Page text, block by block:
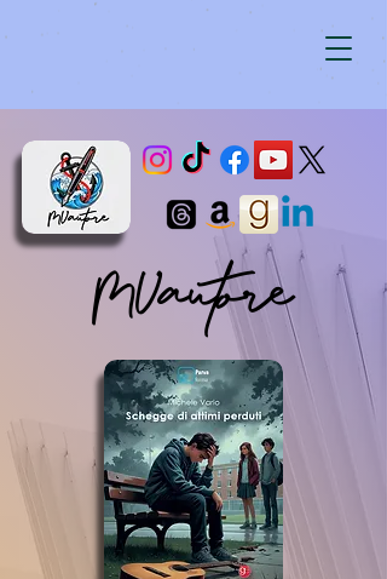
MVautore